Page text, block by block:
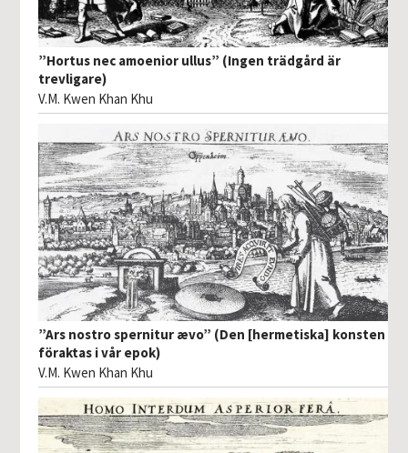
”Hortus nec amoenior ullus” (Ingen trädgård är
trevligare)
V.M. Kwen Khan Khu
”Ars nostro spernitur ævo” (Den [hermetiska] konsten
föraktas i vår epok)
V.M. Kwen Khan Khu